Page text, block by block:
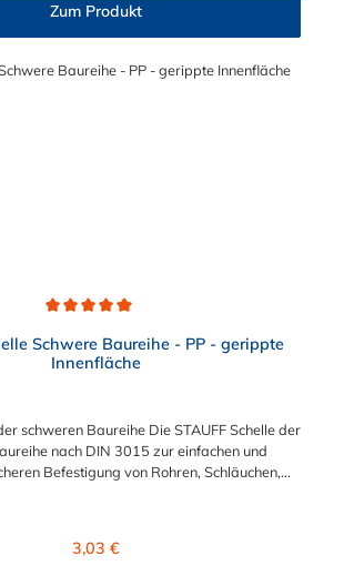
Zum Produkt
Schwere Baureihe - PP - gerippte
Innenfläche
schweren Baureihe Die STAUFF Schelle der
nach DIN 3015 zur einfachen und
Befestigung von Rohren, Schläuchen,
Schrauben für die STAUFF Schelle der
Regulärer Preis:
3,03 €